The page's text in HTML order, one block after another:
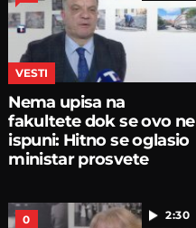
VESTI
Nema upisa na
fakultete dok se ovo ne
ispuni: Hitno se oglasio
ministar prosvete
2:30
0